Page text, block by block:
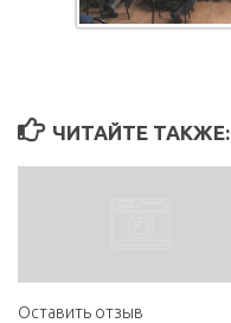
ЧИТАЙТЕ ТАКЖЕ:
Оставить отзыв